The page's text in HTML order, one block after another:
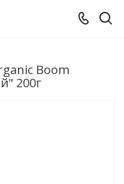
Boom
200г